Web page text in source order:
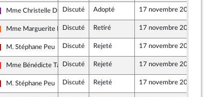
La République en Marche
Mme Christelle DubosDiscuté Adopté 17 novembre 2021
Mouvement Démocrate (MoDem) et Démocrates apparentés
Mme Marguerite Deprez-Audebert
Discuté Retiré 17 novembre 2021
Gauche démocrate et républicaine
M. Stéphane Peu Discuté Rejeté 17 novembre 2021
La France insoumise
Mme Bénédicte TaurineDiscuté Rejeté 17 novembre 2021
Gauche démocrate et républicaine
M. Stéphane Peu Discuté Rejeté 17 novembre 2021